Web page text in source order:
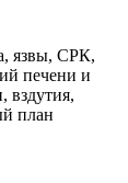
язвы, СРК,
печени и
вздутия,
план